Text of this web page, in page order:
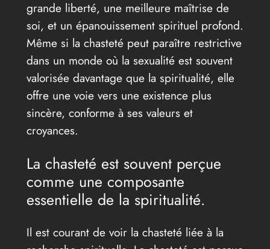
grande liberté, une meilleure maîtrise de
soi, et un épanouissement spirituel profond.
Même si la chasteté peut paraître restrictive
dans un monde où la sexualité est souvent
valorisée davantage que la spiritualité, elle
offre une voie vers une existence plus
sincère, conforme à ses valeurs et
croyances.
La chasteté est souvent perçue
comme une composante
essentielle de la spiritualité.
Il est courant de voir la chasteté liée à la